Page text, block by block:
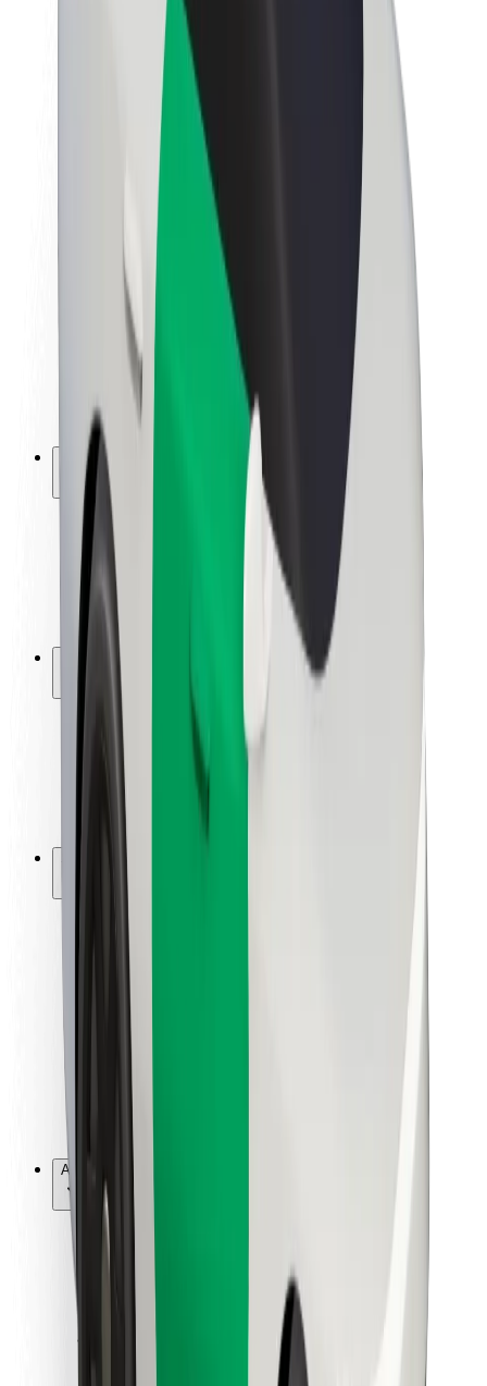
Informazioni Su Bolt
Sostenibilità in Bolt
Project Zero
Sala stampa
Linee guida del marchio
Missione
Relazioni con gli investitori
Leadership
Marca
Fondo Urban
Sicurezza
Viaggia in sicurezza
Guida in sicurezza
Vai in sicurezza
Laboratorio sulla Sicurezza
Città
Posizioni
Soluzioni Per la Città
Aeroporti
Stazioni di ricarica
Per i Guidatori
Per i conducenti
Per corrieri
Bolt Food
Per ristoranti
Bolt per le aziende
Altro
Fornitori
Termini e condizioni
Cookies
Sicurezza